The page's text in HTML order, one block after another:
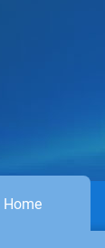
Home